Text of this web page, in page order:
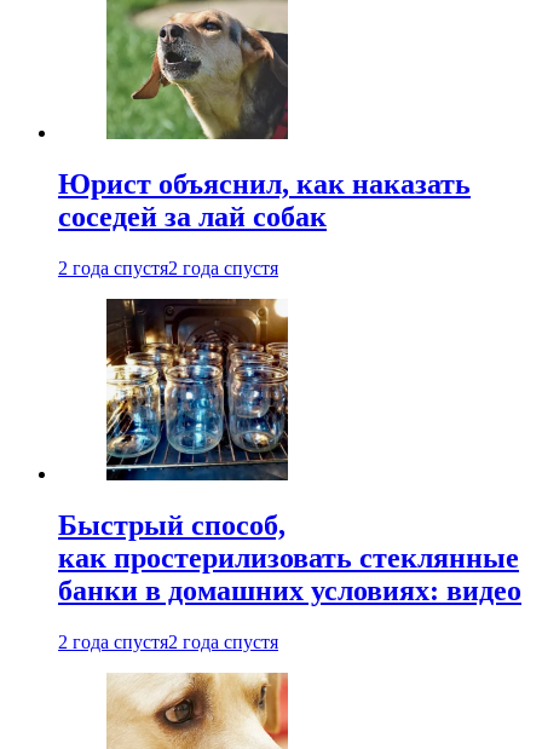
Юрист объяснил, как наказать
соседей за лай собак
2 года спустя2 года спустя
Быстрый способ,
как простерилизовать стеклянные
банки в домашних условиях: видео
2 года спустя2 года спустя